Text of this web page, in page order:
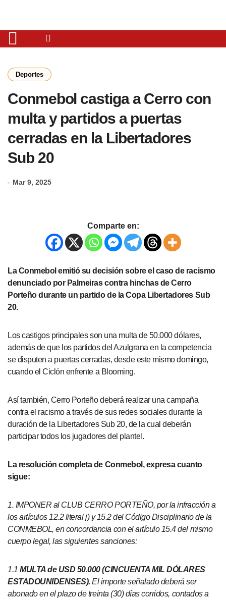
Deportes
Conmebol castiga a Cerro con
multa y partidos a puertas
cerradas en la Libertadores
Sub 20
Mar 9, 2025
Comparte en:
La Conmebol emitió su decisión sobre el caso de racismo
denunciado por Palmeiras contra hinchas de Cerro
Porteño durante un partido de la Copa Libertadores Sub
20.
Los castigos principales son una multa de 50.000 dólares,
además de que los partidos del Azulgrana en la competencia
se disputen a puertas cerradas, desde este mismo domingo,
cuando el Ciclón enfrente a Blooming.
Así también, Cerro Porteño deberá realizar una campaña
contra el racismo a través de sus redes sociales durante la
duración de la Libertadores Sub 20, de la cual deberán
participar todos los jugadores del plantel.
La resolución completa de Conmebol, expresa cuanto
sigue:
1. IMPONER al CLUB CERRO PORTEÑO, por la infracción a
los artículos 12.2 literal j) y 15.2 del Código Disciplinario de la
CONMEBOL, en concordancia con el artículo 15.4 del mismo
cuerpo legal, las siguientes sanciones:
1.1MULTA de USD 50.000 (CINCUENTA MIL DÓLARES
ESTADOUNIDENSES). El importe señalado deberá ser
abonado en el plazo de treinta (30) días corridos, contados a